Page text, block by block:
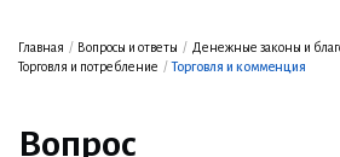
Главная / Вопросы и ответы / Денежные законы и
Торговля и потребление / Торговля и комменция
Вопрос